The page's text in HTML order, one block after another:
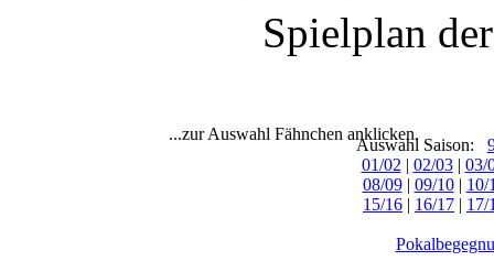
Spielplan
...zur Auswahl Fähnchen anklicken.
Auswahl Saison:
01/02 | 02/03| 03/
08/09| 09/10| 10/
15/16 | 16/17 | 17/